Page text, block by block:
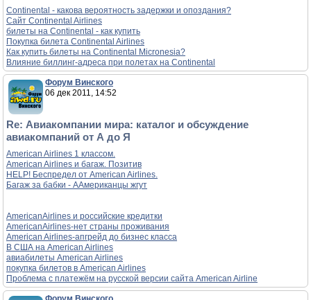
Continental - какова вероятность задержки и опоздания?
Сайт Continental Airlines
билеты на Continental - как купить
Покупка билета Continental Airlines
Как купить билеты на Continental Micronesia?
Влияние биллинг-адреса при полетах на Continental
Форум Винского
06 дек 2011, 14:52
Re: Авиакомпании мира: каталог и обсуждение
авиакомпаний от А до Я
American Airlines 1 классом.
American Airlines и багаж. Позитив
HELP! Беспредел от American Airlines.
Багаж за бабки - ААмериканцы жгут
AmericanAirlines и российские кредитки
AmericanAirlines-нет страны проживания
American Airlines-апгрейд до бизнес класса
В США на American Airlines
авиабилеты American Airlines
покупка билетов в American Airlines
Проблема с платежём на русской версии сайта American Airline